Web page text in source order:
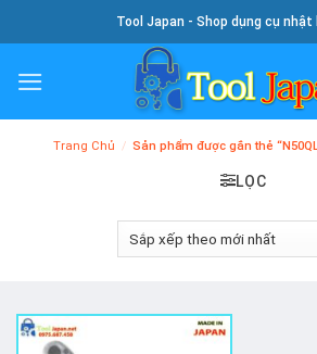
To
Content
Tool Japan - Shop dụng cụ nhật
Trang Chủ / Sản phẩm được gắn thẻ
LỌC